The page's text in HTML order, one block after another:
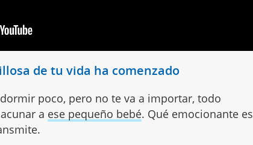
de tu vida ha comenzado
poco, pero no te va a importar, todo
a ese pequeño bebé. Qué emocionante es